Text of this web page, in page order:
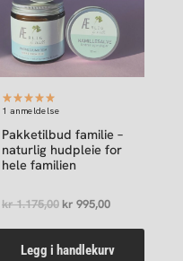
1 anmeldelse
Pakketilbud familie –
naturlig hudpleie for
hele familien
kr1.175,00 kr 995,00
Legg i handlekurv